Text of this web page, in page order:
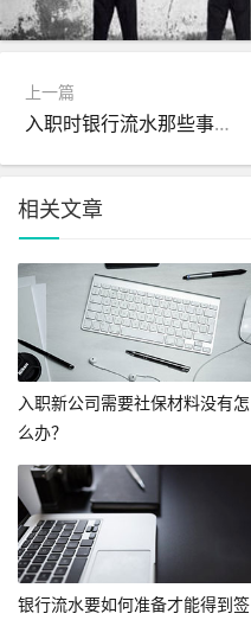
上一篇
入职时银行流水那些事儿！
相关文章
入职新公司需要社保材料没有怎
么办？
银行流水要如何准备才能得到签